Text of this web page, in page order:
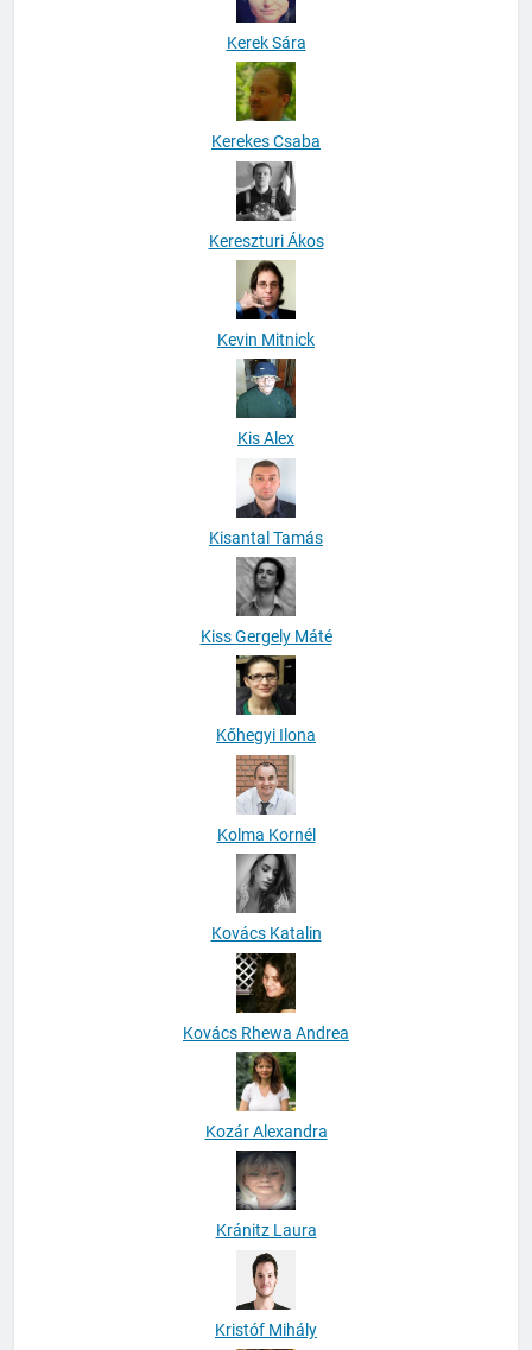
Kerek Sára
Kerekes Csaba
Kereszturi Ákos
Kevin Mitnick
Kis Alex
Kisantal Tamás
Kiss Gergely Máté
Kőhegyi Ilona
Kolma Kornél
Kovács Katalin
Kovács Rhewa Andrea
Kozár Alexandra
Kránitz Laura
Kristóf Mihály